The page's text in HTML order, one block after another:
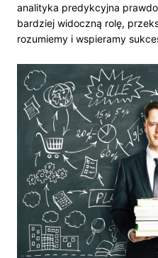
analityka predykcyjna
bardziej widoczną rolę,
rozumiemy i wspieramy